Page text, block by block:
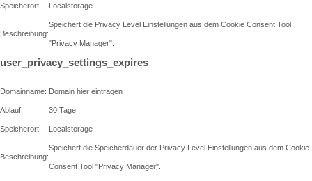
Speicherort: Localstorage
Beschreibung:
Speichert die Privacy Level Einstellungen aus dem Cookie Consent Tool
"Privacy Manager".
user_privacy_settings_expires
Domainname: Domain hier eintragen
Ablauf: 30 Tage
Speicherort: Localstorage
Beschreibung:
Speichert die Speicherdauer der Privacy Level Einstellungen aus dem Cookie
Consent Tool "Privacy Manager".